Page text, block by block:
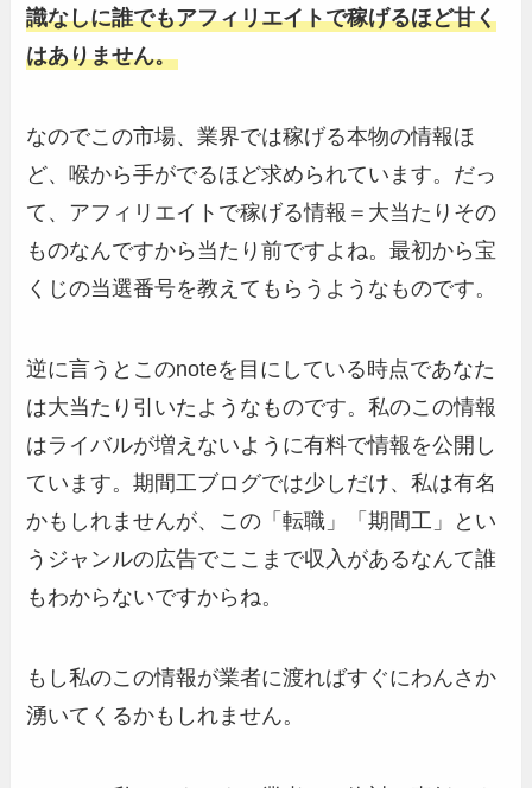
識なしに誰でもアフィリエイトで稼げるほど甘く
はありません。
なのでこの市場、業界では稼げる本物の情報ほ
ど、喉から手がでるほど求められています。だっ
て、アフィリエイトで稼げる情報＝大当たりその
ものなんですから当たり前ですよね。最初から宝
くじの当選番号を教えてもらうようなものです。
逆に言うとこのnoteを目にしている時点であなた
は大当たり引いたようなものです。私のこの情報
はライバルが増えないように有料で情報を公開し
ています。期間工ブログでは少しだけ、私は有名
かもしれませんが、この「転職」「期間工」とい
うジャンルの広告でここまで収入があるなんて誰
もわからないですからね。
もし私のこの情報が業者に渡ればすぐにわんさか
湧いてくるかもしれません。